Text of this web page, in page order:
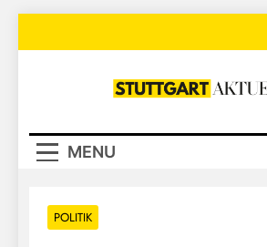
Stuttgart
MENU
POLITIK